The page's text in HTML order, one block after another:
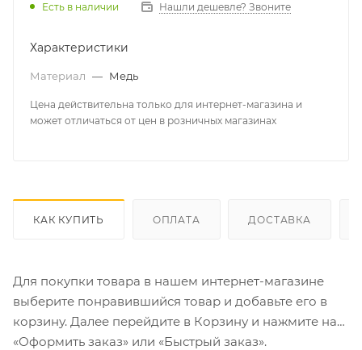
Есть в наличии Нашли дешевле? Звоните
Характеристики
Материал — Медь
Цена действительна только для интернет-магазина и
может отличаться от цен в розничных магазинах
КАК КУПИТЬ ОПЛАТА ДОСТАВКА
Для покупки товара в нашем интернет-магазине
выберите понравившийся товар и добавьте его в
корзину. Далее перейдите в Корзину и нажмите на
«Оформить заказ» или «Быстрый заказ».